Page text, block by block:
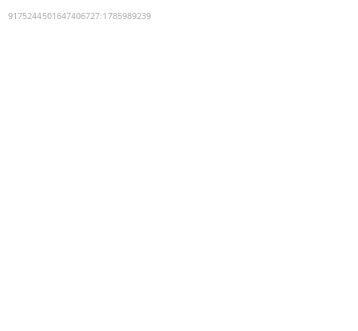
9175244501647406727:1785989239